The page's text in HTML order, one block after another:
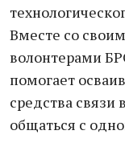
Вместе со
волонтерами
помогает
средства связи
общаться с